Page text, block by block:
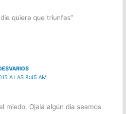
quiere que triunfes”
A LAS 8:45 AM
miedo. Ojalá algún día seamos